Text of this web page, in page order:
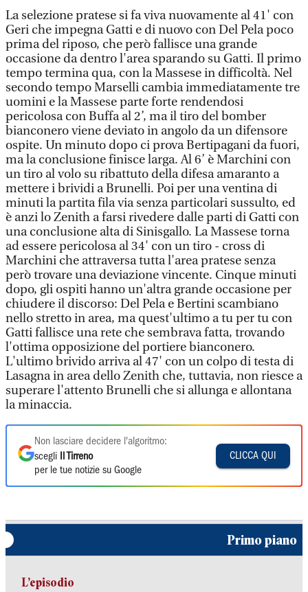
La selezione pratese si fa viva nuovamente al 41' con
Geri che impegna Gatti e di nuovo con Del Pela poco
prima del riposo, che però fallisce una grande
occasione da dentro l'area sparando su Gatti. Il primo
tempo termina qua, con la Massese in difficoltà. Nel
secondo tempo Marselli cambia immediatamente tre
uomini e la Massese parte forte rendendosi
pericolosa con Buffa al 2’, ma il tiro del bomber
bianconero viene deviato in angolo da un difensore
ospite. Un minuto dopo ci prova Bertipagani da fuori,
ma la conclusione finisce larga. Al 6’ è Marchini con
un tiro al volo su ribattuto della difesa amaranto a
mettere i brividi a Brunelli. Poi per una ventina di
minuti la partita fila via senza particolari sussulto, ed
è anzi lo Zenith a farsi rivedere dalle parti di Gatti con
una conclusione alta di Sinisgallo. La Massese torna
ad essere pericolosa al 34' con un tiro - cross di
Marchini che attraversa tutta l'area pratese senza
però trovare una deviazione vincente. Cinque minuti
dopo, gli ospiti hanno un'altra grande occasione per
chiudere il discorso: Del Pela e Bertini scambiano
nello stretto in area, ma quest'ultimo a tu per tu con
Gatti fallisce una rete che sembrava fatta, trovando
l'ottima opposizione del portiere bianconero.
L'ultimo brivido arriva al 47' con un colpo di testa di
Lasagna in area dello Zenith che, tuttavia, non riesce a
superare l'attento Brunelli che si allunga e allontana
la minaccia.
Non lasciare decidere l'algoritmo:
scegli
Il Tirreno
per le tue notizie su Google
CLICCA QUI
Primo piano
L’episodio